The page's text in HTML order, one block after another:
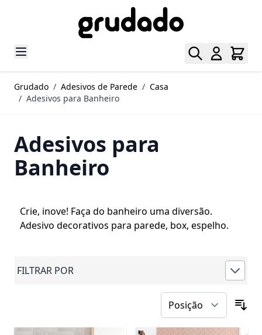
Grudado / Adesivos de Parede / Casa
/ Adesivos para Banheiro
Adesivos para
Banheiro
Crie, inove! Faça do banheiro uma diversão.
Adesivo decorativos para parede, box, espelho.
FILTRAR POR